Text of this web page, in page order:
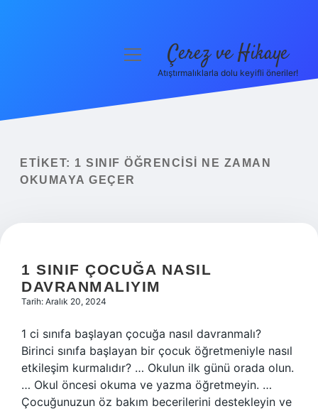
Yasal Uyarı
menüyü Çerez ve Hikaye
Atıştırmalıklarla dolu keyifli öneriler!
ETIKET: 1 SINIF ÖĞRENCISI NE ZAMAN
OKUMAYA GEÇER
1 SINIF ÇOCUĞA NASIL
DAVRANMALIYIM
Tarih: Aralık 20, 2024
1 ci sınıfa başlayan çocuğa nasıl davranmalı?
Birinci sınıfa başlayan bir çocuk öğretmeniyle nasıl
etkileşim kurmalıdır? … Okulun ilk günü orada olun.
… Okul öncesi okuma ve yazma öğretmeyin. …
Çocuğunuzun öz bakım becerilerini destekleyin ve